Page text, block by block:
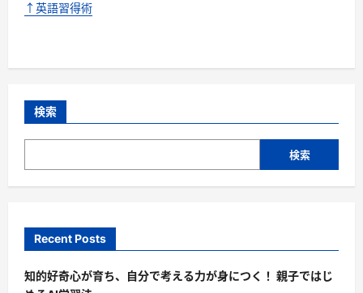
↑英語習得術
検索
検索
Recent Posts
知的好奇心が育ち、自分で考える力が身につく！ 親子ではじ